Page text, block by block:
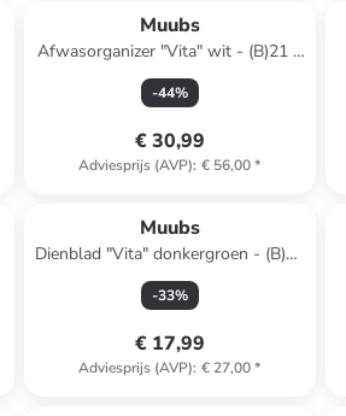
Muubs
Afwasorganizer "Vita" wit - (B)21 x
(H)14 x (D)11 cm
-44%
€ 30,99
Adviesprijs (AVP): € 56,00*
Muubs
Dienblad "Vita" donkergroen - (B)12
x (H)2,5 x (D)12 cm
-33%
€ 17,99
Adviesprijs (AVP): € 27,00*